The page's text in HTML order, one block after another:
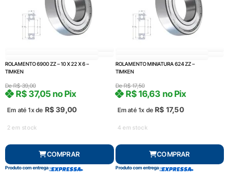
ROLAMENTO 6900 ZZ – 10 X 22 X 6 –
TIMKEN
DeR$39,00
Em até 1x de R$39,00
R$37,05 no Pix
2 em stock
COMPRAR
Produto com entrega
ROLAMENTO MINIATURA 624 ZZ –
TIMKEN
DeR$17,50
Em até 1x de R$ 17,50
R$16,63 no Pix
4 em stock
COMPRAR
Produto com entrega